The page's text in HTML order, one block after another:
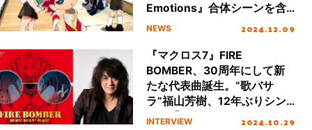
Emotions』合体シーンを含
む本PV公開！主題歌情報も
NEWS 2024.12.09
『マクロス7』FIRE
BOMBER、30周年にして新
たな代表曲誕生。“歌バサ
ラ”福山芳樹、12年ぶりシン
グル「BURN! BURN! BURN!」
INTERVIEW 2024.10.29